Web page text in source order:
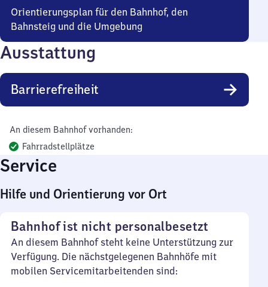
Orientierungsplan für den Bahnhof, den
Bahnsteig und die Umgebung
Ausstattung
Barrierefreiheit
An diesem Bahnhof vorhanden:
Fahrradstellplätze
Service
Hilfe und Orientierung vor Ort
Bahnhof ist nicht personalbesetzt
An diesem Bahnhof steht keine Unterstützung zur
Verfügung. Die nächstgelegenen Bahnhöfe mit
mobilen Servicemitarbeitenden sind: